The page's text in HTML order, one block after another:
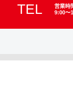
TEL
営業時
9:00〜